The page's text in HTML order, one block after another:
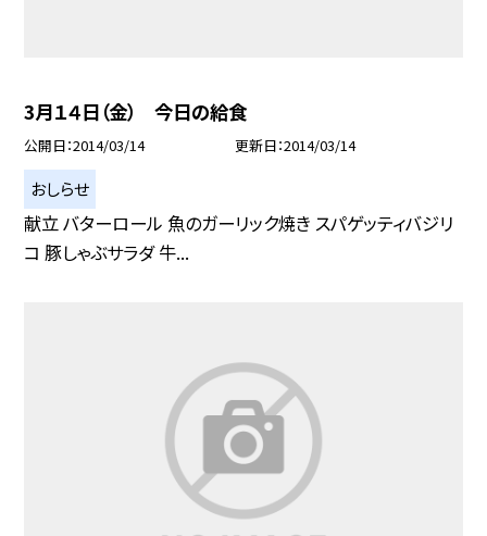
3月１４日（金） 今日の給食
公開日 2014/03/14 更新日 2014/03/14
おしらせ
献立 バターロール 魚のガーリック焼き スパゲッティバジリ
コ 豚しゃぶサラダ 牛...